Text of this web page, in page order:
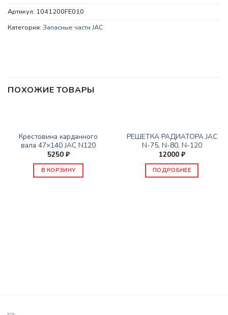
Артикул: 1041200FE010
Категория: Запасные части JAC
ПОХОЖИЕ ТОВАРЫ
Крестовина карданного
вала 47×140 JAC N120
5250 ₽
В КОРЗИНУ
РЕШЕТКА РАДИАТОРА JAC
N-75, N-80, N-120
12000 ₽
ПОДРОБНЕЕ